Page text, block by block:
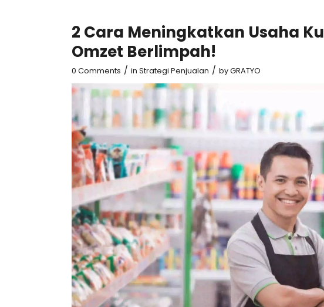
2 Cara Meningkatkan Usaha
Omzet Berlimpah!
0 Comments / in Strategi Penjualan / byGRATYO